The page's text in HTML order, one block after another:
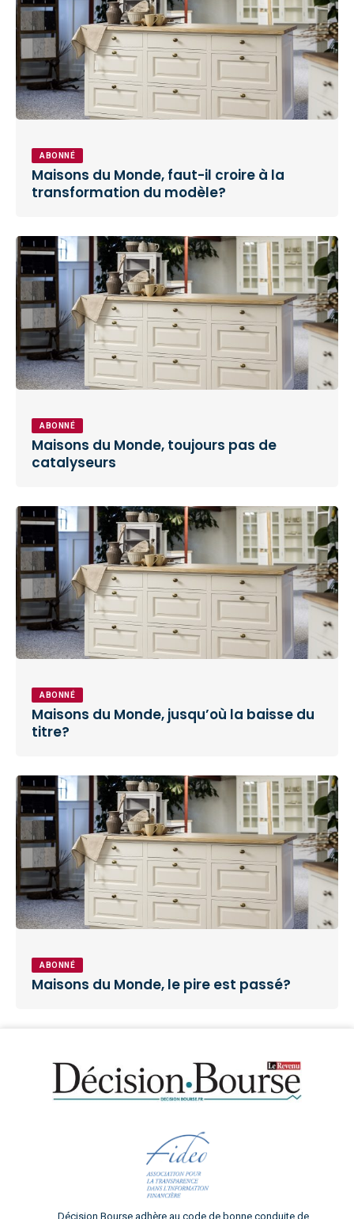
ABONNÉ
Maisons du Monde, faut-il croire à la
transformation du modèle?
ABONNÉ
Maisons du Monde, toujours pas de
catalyseurs
ABONNÉ
Maisons du Monde, jusqu’où la baisse du
titre?
ABONNÉ
Maisons du Monde, le pire est passé?
Décision Bourse adhère au code de bonne conduite de